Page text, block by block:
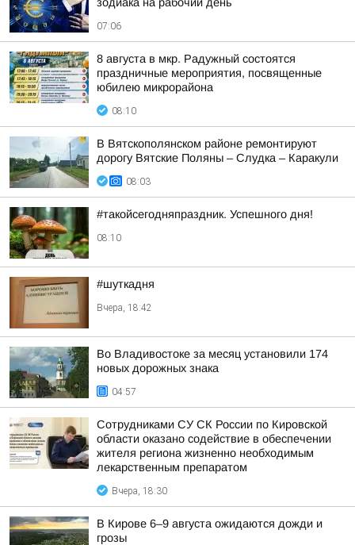
07:06
8 августа в мкр. Радужный состоятся
праздничные мероприятия, посвященные
юбилею микрорайона
08:10
В Вятскополянском районе ремонтируют
дорогу Вятские Поляны – Слудка – Каракули
08:03
#такойсегодняпраздник. Успешного дня!
08:10
#шуткадня
Вчера, 18:42
Во Владивостоке за месяц установили 174
новых дорожных знака
04:57
Сотрудниками СУ СК России по Кировской
области оказано содействие в обеспечении
жителя региона жизненно необходимым
лекарственным препаратом
Вчера, 18:30
В Кирове 6–9 августа ожидаются дожди и
грозы